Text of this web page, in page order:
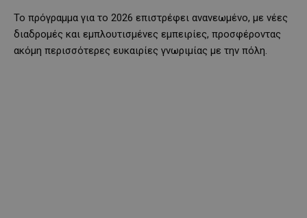
Το πρόγραμμα για το 2026 επιστρέφει ανανεωμένο, με νέες
διαδρομές και εμπλουτισμένες εμπειρίες, προσφέροντας
ακόμη περισσότερες ευκαιρίες γνωριμίας με την πόλη.